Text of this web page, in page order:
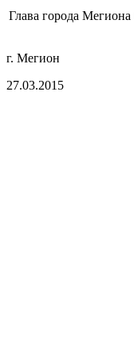
Глава города Мегиона
г. Мегион
27.03.2015